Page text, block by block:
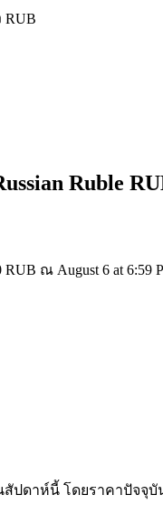
RUB
Ruble
ณ August 6 at 6:59
สัปดาห์นี้ โดยราคาปัจจุบั